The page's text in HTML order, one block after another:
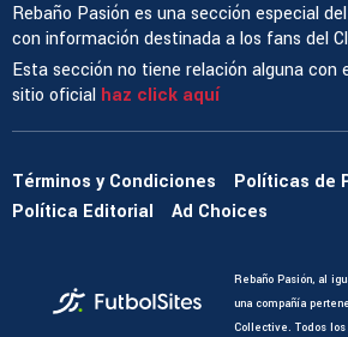
Rebaño Pasión es una sección especial
con información destinada a los fans del
Esta sección no tiene relación alguna con
sitio oficial haz click aquí
Términos y Condiciones
Políticas de
Política Editorial
Ad Choices
Rebaño Pasión, al
una compañía
Collective. Todos